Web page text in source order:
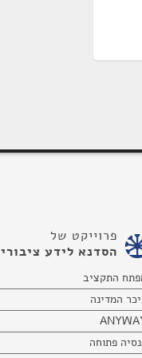
פרוייקט של
הסדנא לידע ציבורי
התקציב
המדינה
פתוחה